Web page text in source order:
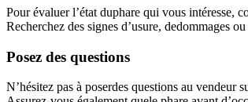
Pour évaluer l’état duphare qui vous intéresse,
Recherchez des signes d’usure, dedommages
Posez des questions
N’hésitez pas à poserdes questions au